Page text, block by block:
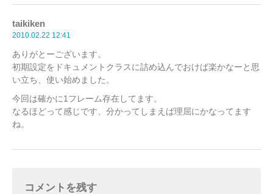
taikiken
2010.02.22 12:41
ありがとーございます。
初期設定をドキュメントクラスに詰め込んでおけば楽かなーと思
い立ち、使い始めました。
今回は確かに1フレーム存在してます。
なるほどって感じです、分かってしまえば理屈にかなってます
ね。
コメントを残す